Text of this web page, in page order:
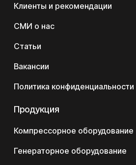
Клиенты и рекомендации
СМИ о нас
Статьи
Вакансии
Политика конфиденциальности
Продукция
Компрессорное оборудование
Генераторное оборудование